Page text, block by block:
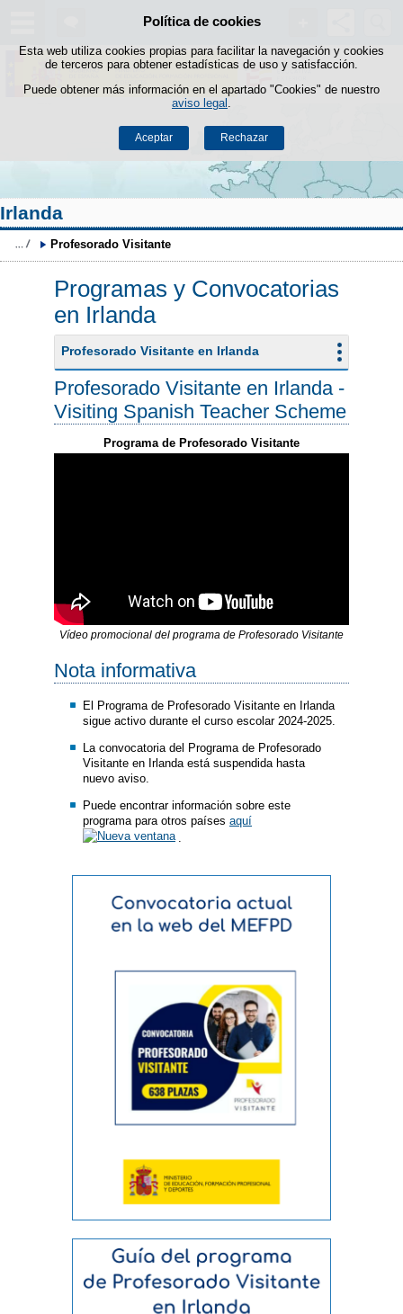
Política de cookies
Esta web utiliza cookies propias para facilitar la navegación y cookies
de terceros para obtener estadísticas de uso y satisfacción.
Puede obtener más información en el apartado "Cookies" de nuestro
aviso legal
Aceptar Rechazar
Saltar al contenido
Irlanda
Profesorado Visitante
Programas y Convocatorias
en Irlanda
Profesorado Visitante en Irlanda
Profesorado Visitante en Irlanda -
Visiting Spanish Teacher Scheme
Programa de Profesorado Visitante
Vídeo promocional del programa de Profesorado Visitante
Nota informativa
El Programa de Profesorado Visitante en Irlanda
sigue activo durante el curso escolar 2024-2025.
La convocatoria del Programa de Profesorado
Visitante en Irlanda está suspendida hasta
nuevo aviso.
Puede encontrar información sobre este
programa para otros países aquí
.